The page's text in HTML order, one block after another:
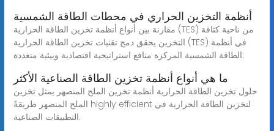
أنظمة التخزين الحراري في محطات الطاقة الشمسية
مقارنة بين أنواع أنظمة تخزين الطاقة الحرارية (TES) من ناحية كثافة
التخزين يحقق دمج تقنيات تخزين الطاقة الحرارية (TES) في أنظمة
الطاقة الشمسية المركزة منافع استراتيجية اقتصادية وبيئية متعددة:
ما هي أنواع أنظمة تخزين الطاقة الصناعية الأكثر
حلول تخزين الطاقة الحرارية أنظمة تخزين الملح المنصهر يمثل تخزين
الملح المنصهر طريقةً highly efficient لتخزين الطاقة الحرارية في
التطبيقات الصناعية.